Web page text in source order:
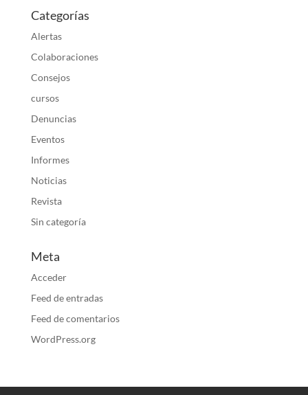
Categorías
Alertas
Colaboraciones
Consejos
cursos
Denuncias
Eventos
Informes
Noticias
Revista
Sin categoría
Meta
Acceder
Feed de entradas
Feed de comentarios
WordPress.org